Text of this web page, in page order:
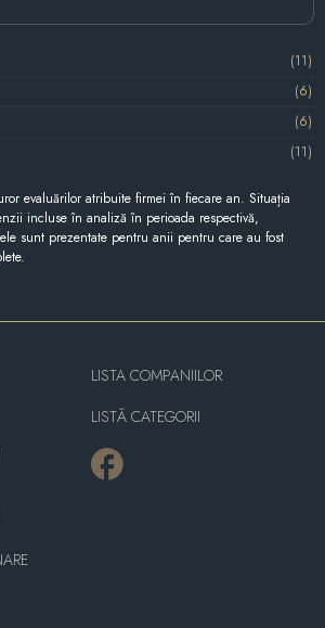
(11)
(6)
(6)
(11)
evaluărilor atribuite firmei în fiecare an. Situația
incluse în analiză în perioada respectivă,
sunt prezentate pentru anii pentru care au fost
LISTA COMPANIILOR
LISTĂ CATEGORII